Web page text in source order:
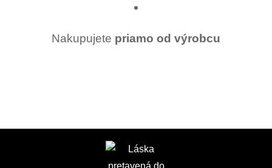
Nakupujete priamo od výrobcu